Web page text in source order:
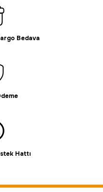
Bedava
Hattı